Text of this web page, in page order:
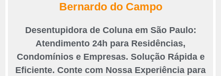
Bernardo do Campo
Desentupidora de Coluna em São Paulo:
Atendimento 24h para Residências,
Condomínios e Empresas. Solução Rápida e
Eficiente. Conte com Nossa Experiência para